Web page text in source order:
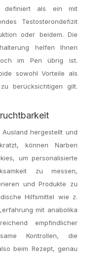
definiert als ein mit
Testosterondefizit
oder beidem. Die
helfen Ihnen
im Pen übrig ist.
sowohl Vorteile als
berücksichtigen gilt.
hergestellt und
können Narben
um personalisierte
zu messen,
und Produkte zu
Hilfsmittel wie z.
mit anabolika
empfindlicher
Kontrollen, die
beim Rezept, genau